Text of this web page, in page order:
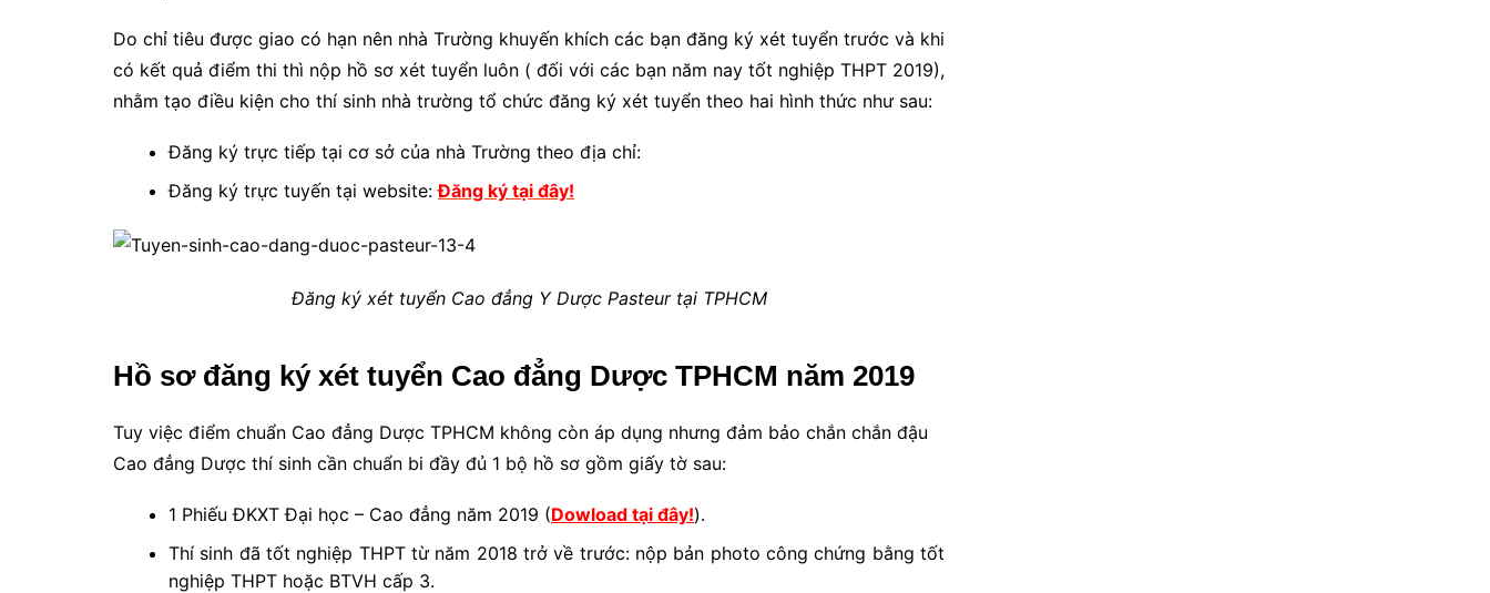
Do chỉ tiêu được giao có hạn nên nhà Trường khuyến khích các bạn đăng ký xét tuyển trước và khi
có kết quả điểm thi thì nộp hồ sơ xét tuyển luôn ( đối với các bạn năm nay tốt nghiệp THPT 2019),
nhằm tạo điều kiện cho thí sinh nhà trường tổ chức đăng ký xét tuyển theo hai hình thức như sau:
Đăng ký trực tiếp tại cơ sở của nhà Trường theo địa chỉ:
Đăng ký trực tuyến tại website:Đăng ký tại đây!
Đăng ký xét tuyển Cao đẳng Y Dược Pasteur tại TPHCM
Hồ sơ đăng ký xét tuyển Cao đẳng Dược TPHCM năm 2019
Tuy việc điểm chuẩn Cao đẳng Dược TPHCM không còn áp dụng nhưng đảm bảo chắn chắn đậu
Cao đẳng Dược thí sinh cần chuẩn bi đầy đủ 1 bộ hồ sơ gồm giấy tờ sau:
1 Phiếu ĐKXT Đại học – Cao đẳng năm 2019 (Dowload tại đây!).
Thí sinh đã tốt nghiệp THPT từ năm 2018 trở về trước: nộp bản photo công chứng bằng tốt
nghiệp THPT hoặc BTVH cấp 3.